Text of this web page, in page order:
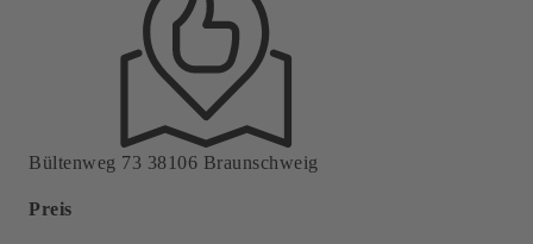
Bültenweg 73 38106 Braunschweig
Preis